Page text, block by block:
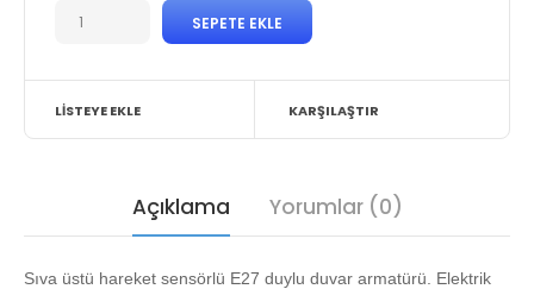
LISTEYE EKLE KARŞILAŞTIR
Açıklama Yorumlar (0)
Sıva üstü hareket sensörlü E27 duylu duvar armatürü. Elektrik